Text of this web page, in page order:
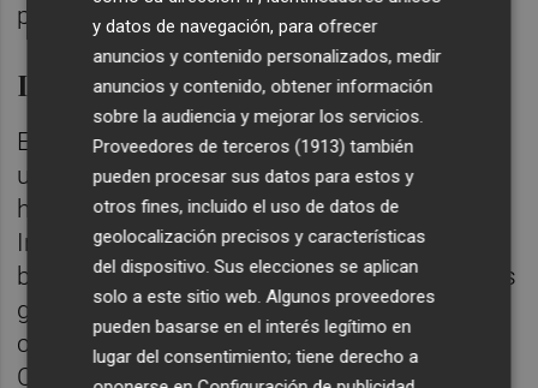
públicas y privadas.
Los MDIs y los PERTE
En lo que respecta a los Ministerios, a cada
uno de ellos le corresponde lanzar lo que se
ha dado en llamar Manifestaciones de
Interés (MDIs). Vendría a ser una especie de
barrido por todos los ministerios de aquellos
grandes proyectos prioritarios de su
competencia y subsectores. Las
Comunidades Autónomas y las entidades
y datos de navegación, para ofrecer
anuncios y contenido personalizados, medir
anuncios y contenido, obtener información
sobre la audiencia y mejorar los servicios.
Proveedores de terceros (1913) también
pueden procesar sus datos para estos y
otros fines, incluido el uso de datos de
geolocalización precisos y características
del dispositivo. Sus elecciones se aplican
solo a este sitio web. Algunos proveedores
pueden basarse en el interés legítimo en
lugar del consentimiento; tiene derecho a